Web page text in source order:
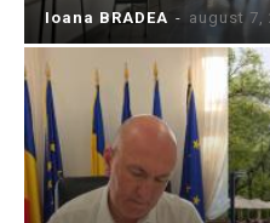
Ioana BRADEA - august 7,